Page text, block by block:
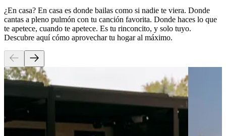
¿En casa? En casa es donde bailas como si nadie te viera. Donde
cantas a pleno pulmón con tu canción favorita. Donde haces lo que
te apetece, cuando te apetece. Es tu rinconcito, y solo tuyo.
Descubre aquí cómo aprovechar tu hogar al máximo.